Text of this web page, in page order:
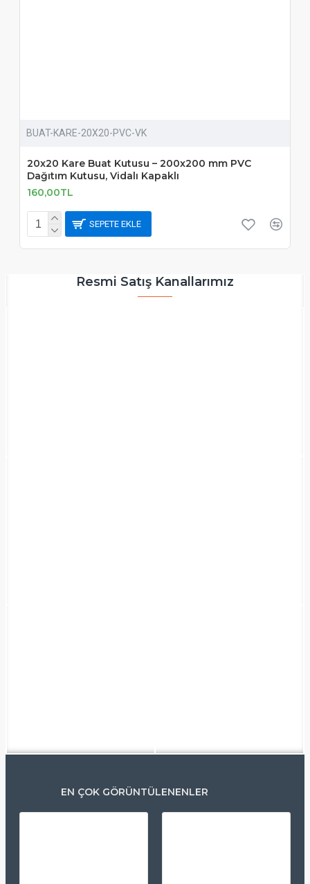
BUAT-KARE-20X20-PVC-VK
20x20 Kare Buat Kutusu – 200x200 mm PVC
Dağıtım Kutusu, Vidalı Kapaklı
160,00TL
SEPETE EKLE
Resmi Satış Kanallarımız
EN ÇOK GÖRÜNTÜLENENLER